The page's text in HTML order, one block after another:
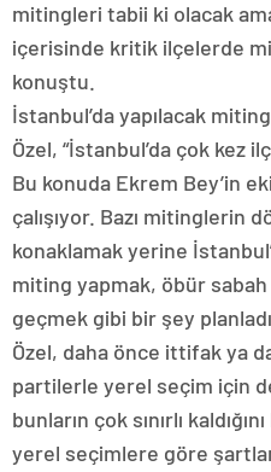
mitingleri tabii ki olacak
içerisinde kritik ilçelerde
konuştu.
İstanbul’da yapılacak
Özel, “İstanbul’da çok kez
Bu konuda Ekrem Bey’in
çalışıyor. Bazı mitinglerin
konaklamak yerine
miting yapmak, öbür
geçmek gibi bir şey
Özel, daha önce ittifak ya
partilerle yerel seçim için
bunların çok sınırlı
yerel seçimlere göre